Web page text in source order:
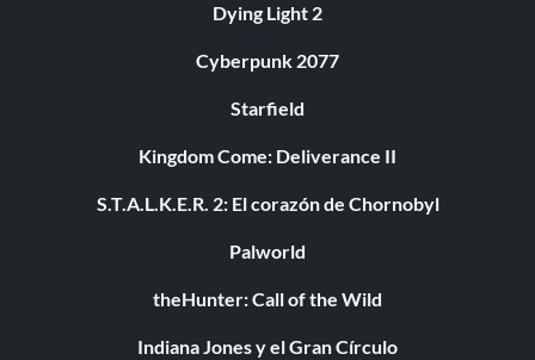
Dying Light 2
Cyberpunk 2077
Starfield
Kingdom Come: Deliverance II
S.T.A.L.K.E.R. 2: El corazón de Chornobyl
Palworld
theHunter: Call of the Wild
Indiana Jones y el Gran Círculo